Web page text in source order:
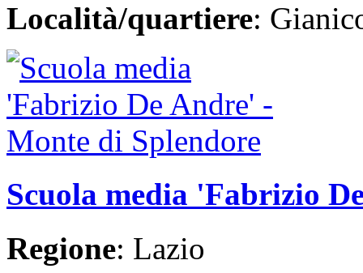
Località/quartiere:
Scuola media 'Fabrizio
Regione: Lazio